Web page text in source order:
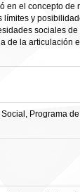
el concepto
y
sociales
la articulación
Programa